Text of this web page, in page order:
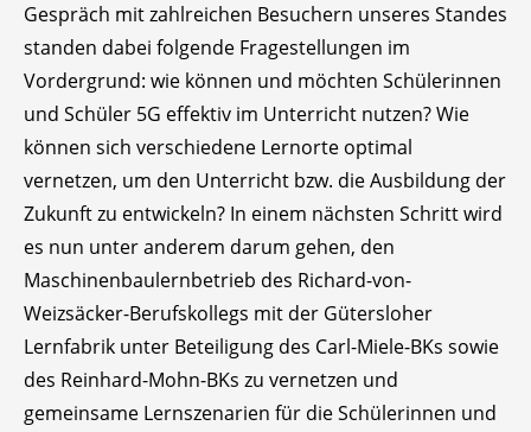
Gespräch mit zahlreichen Besuchern unseres Standes
standen dabei folgende Fragestellungen im
Vordergrund: wie können und möchten Schülerinnen
und Schüler 5G effektiv im Unterricht nutzen? Wie
können sich verschiedene Lernorte optimal
vernetzen, um den Unterricht bzw. die Ausbildung der
Zukunft zu entwickeln? In einem nächsten Schritt wird
es nun unter anderem darum gehen, den
Maschinenbaulernbetrieb des Richard-von-
Weizsäcker-Berufskollegs mit der Gütersloher
Lernfabrik unter Beteiligung des Carl-Miele-BKs sowie
des Reinhard-Mohn-BKs zu vernetzen und
gemeinsame Lernszenarien für die Schülerinnen und